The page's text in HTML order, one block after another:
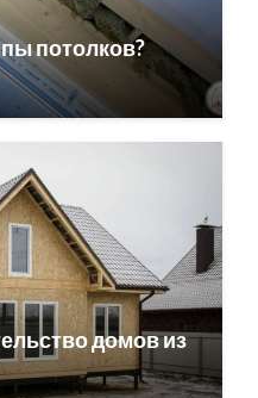
потолков?
домов из